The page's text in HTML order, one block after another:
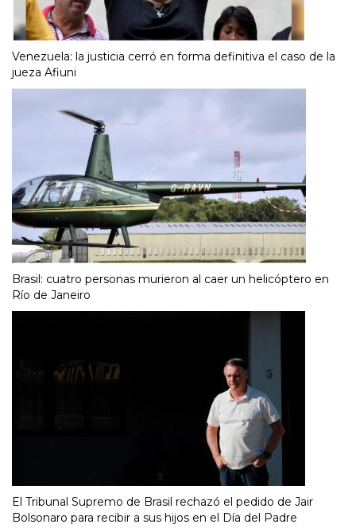
Venezuela: la justicia cerró en forma definitiva el caso de la
jueza Afiuni
Brasil: cuatro personas murieron al caer un helicóptero en
Río de Janeiro
El Tribunal Supremo de Brasil rechazó el pedido de Jair
Bolsonaro para recibir a sus hijos en el Día del Padre